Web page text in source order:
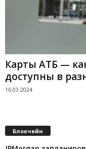
Карты АТБ —
доступны в
16.03.2024
Блокчейн